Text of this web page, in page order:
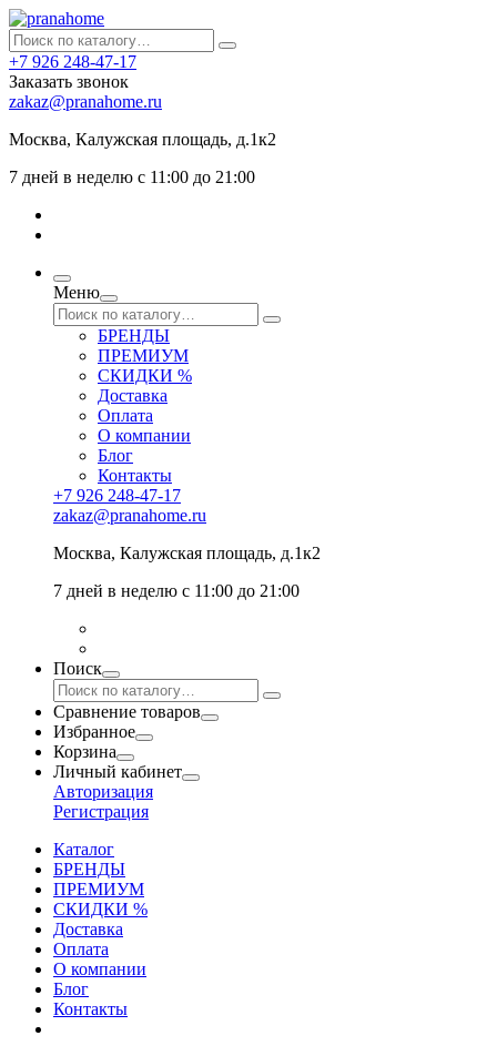
+7 926 248-47-17
Заказать звонок
zakaz@pranahome.ru
Москва, Калужская площадь, д.1к2
7 дней в неделю с 11:00 до 21:00
Меню
БРЕНДЫ
ПРЕМИУМ
СКИДКИ %
Доставка
Оплата
О компании
Блог
Контакты
+7 926 248-47-17
zakaz@pranahome.ru
Москва, Калужская площадь, д.1к2
7 дней в неделю с 11:00 до 21:00
Поиск
Сравнение товаров
Избранное
Корзина
Личный кабинет
Авторизация
Регистрация
Каталог
БРЕНДЫ
ПРЕМИУМ
СКИДКИ %
Доставка
Оплата
О компании
Блог
Контакты